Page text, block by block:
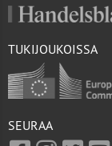
TUKIJOUKOISSA
SEURAA